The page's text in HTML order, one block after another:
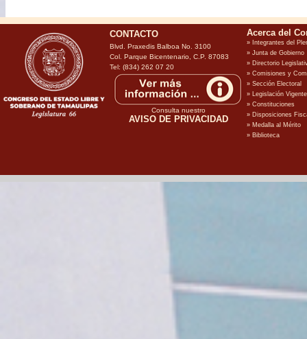
CONTACTO
Blvd. Praxedis Balboa No. 3100
Col. Parque Bicentenario, C.P. 87083
Tel: (834) 262 07 20
Consulta nuestro
AVISO DE PRIVACIDAD